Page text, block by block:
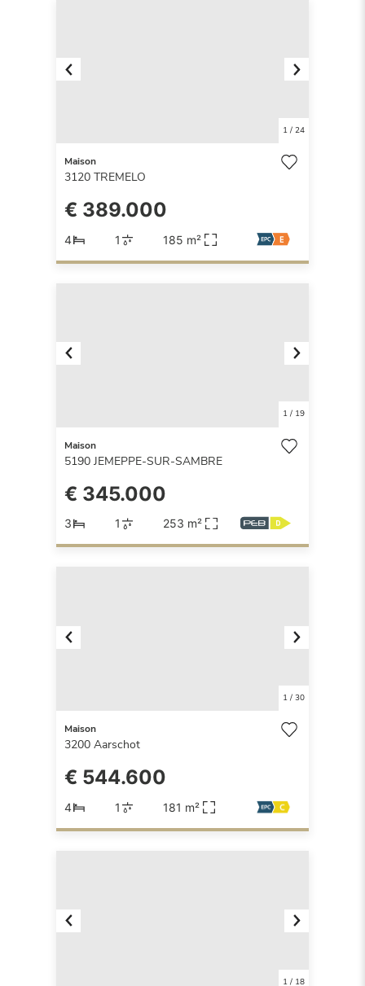
Next
1/ 24
Maison
3120 TREMELO
€ 389.000
4 1 185 m²
Next
1/ 19
Maison
5190 JEMEPPE-SUR-SAMBRE
€ 345.000
3 1 253 m²
Next
1/ 30
Maison
3200 Aarschot
€ 544.600
4 1 181 m²
Next
1/ 18